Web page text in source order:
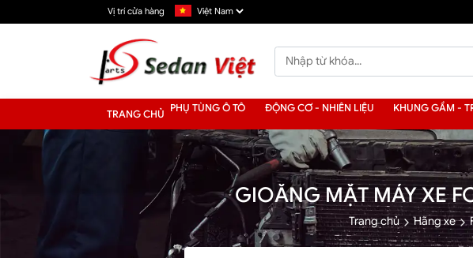
Vị trí cửa hàng
TRANG CHỦ PHỤ TÙNG Ô TÔ ĐỘNG CƠ - NHIÊN LIỆU KHUNG GẦM -
GIOĂNG MẶT MÁY XE
Trang chủ Hãng xe